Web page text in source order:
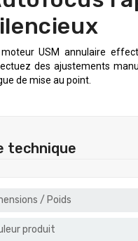
moteur USM annulaire
des ajustements
de mise au point.
technique
/ Poids
produit